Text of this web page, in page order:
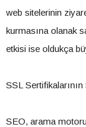
web sitelerinin
kurmasına olanak
etkisi ise oldukça
SSL
SEO, arama